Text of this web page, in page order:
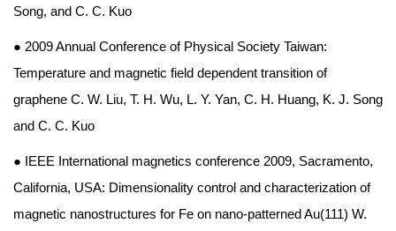
Song, and C. C. Kuo
● 2009 Annual Conference of Physical Society Taiwan:
Temperature and magnetic field dependent transition of
graphene C. W. Liu, T. H. Wu, L. Y. Yan, C. H. Huang, K. J. Song
and C. C. Kuo
● IEEE International magnetics conference 2009, Sacramento,
California, USA: Dimensionality control and characterization of
magnetic nanostructures for Fe on nano-patterned Au(111) W.